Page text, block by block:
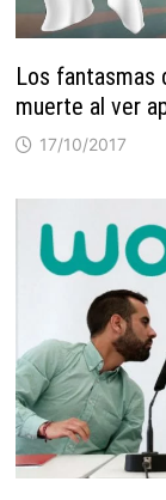
Los fantasmas
muerte al ver
17/10/2017